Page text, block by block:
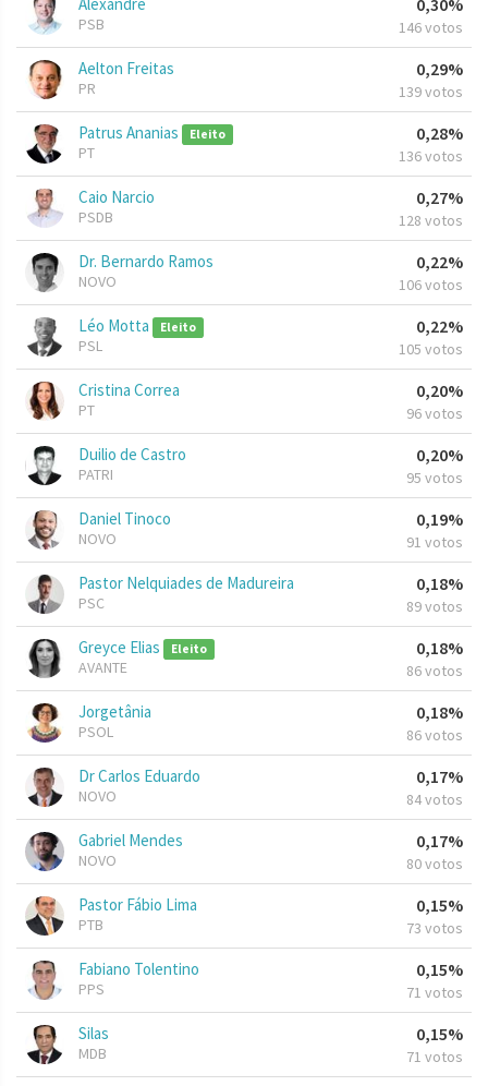
PSB
0,30%
146 votos
Aelton Freitas
PR
0,29%
139 votos
Patrus Ananias Eleito
PT
0,28%
136 votos
Caio Narcio
PSDB
0,27%
128 votos
Dr. Bernardo Ramos
NOVO
0,22%
106 votos
Léo Motta Eleito
PSL
0,22%
105 votos
Cristina Correa
PT
0,20%
96 votos
Duilio de Castro
PATRI
0,20%
95 votos
Daniel Tinoco
NOVO
0,19%
91 votos
Pastor Nelquiades de Madureira
PSC
0,18%
89 votos
Greyce Elias Eleito
AVANTE
0,18%
86 votos
Jorgetânia
PSOL
0,18%
86 votos
Dr Carlos Eduardo
NOVO
0,17%
84 votos
Gabriel Mendes
NOVO
0,17%
80 votos
Pastor Fábio Lima
PTB
0,15%
73 votos
Fabiano Tolentino
PPS
0,15%
71 votos
Silas
MDB
0,15%
71 votos